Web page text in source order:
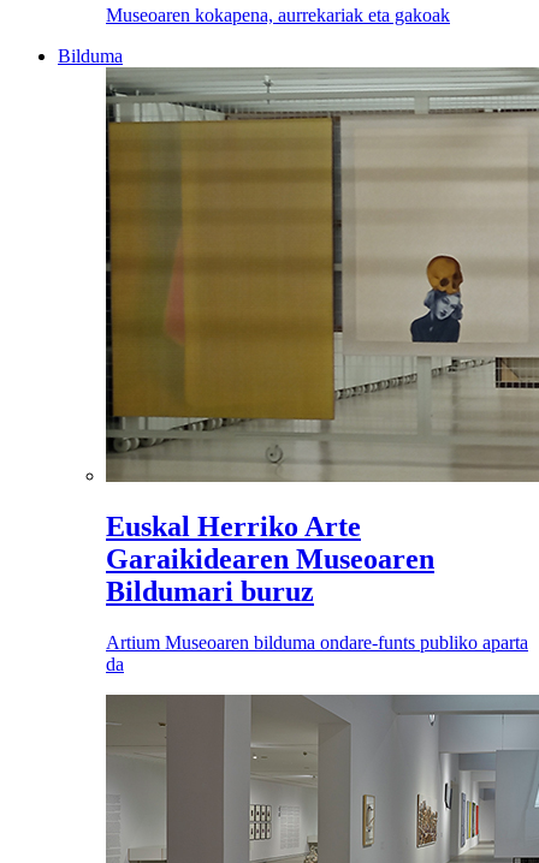
Museoaren kokapena, aurrekariak eta gakoak
Bilduma
Euskal Herriko Arte
Garaikidearen Museoaren
Bildumari buruz
Artium Museoaren bilduma ondare-funts publiko aparta
da